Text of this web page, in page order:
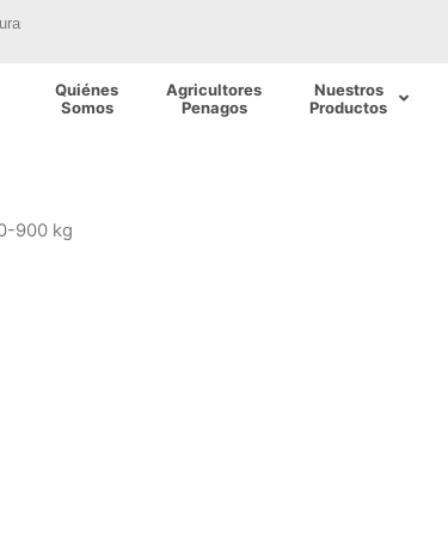
Quiénes
Somos
Agricultores
Penagos
Nuestros
Productos
900 kg